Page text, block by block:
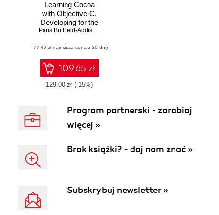
Learning Cocoa
with Objective-C.
Developing for the
Mac and iOS App
Paris Buttfield-Addison
(77,40 zł najniższa cena z 30 dni)
109.65 zł
129.00 zł (-15%)
Program partnerski - zarabiaj
więcej »
Brak książki? - daj nam znać »
Subskrybuj newsletter »